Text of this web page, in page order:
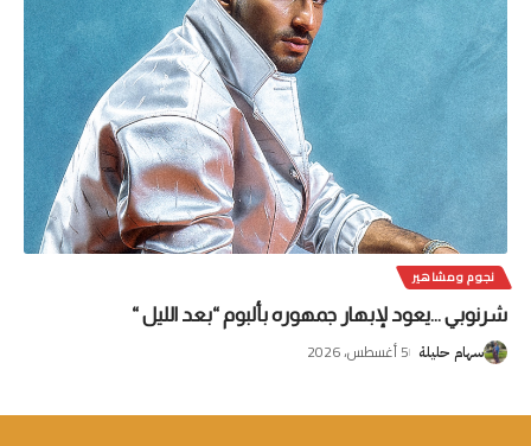
نجوم ومشاهير
شرنوبي …يعود لإبهار جمهوره بألبوم “بعد الليل “
سهام حليلة 5 أغسطس، 2026